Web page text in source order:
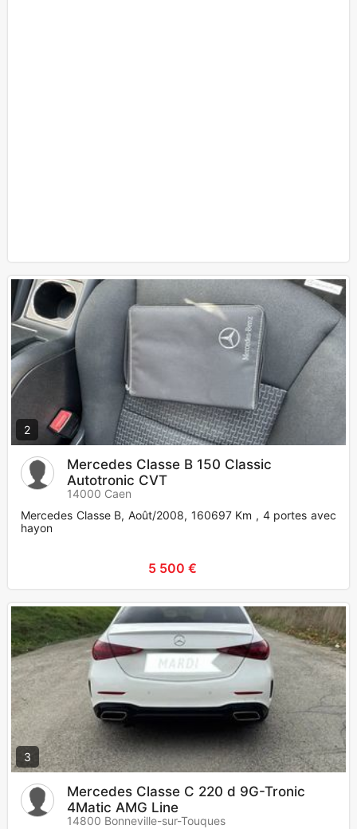
2
Mercedes Classe B 150 Classic
Autotronic CVT
14000 Caen
Mercedes Classe B, Août/2008, 160697 Km , 4 portes avec
hayon
5 500 €
3
Mercedes Classe C 220 d 9G-Tronic
4Matic AMG Line
14800 Bonneville-sur-Touques